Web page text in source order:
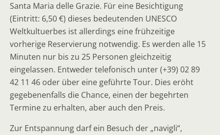
Santa Maria delle Grazie. Für eine Besichtigung
(Eintritt: 6,50 €) dieses bedeutenden UNESCO
Weltkultuerbes ist allerdings eine frühzeitige
vorherige Reservierung notwendig. Es werden alle 15
Minuten nur bis zu 25 Personen gleichzeitig
eingelassen. Entweder telefonisch unter (+39) 02 89
42 11 46 oder über eine geführte Tour. Dies eröht
gegebenenfalls die Chance, einen der begehrten
Termine zu erhalten, aber auch den Preis.
Zur Entspannung darf ein Besuch der „navigli“,